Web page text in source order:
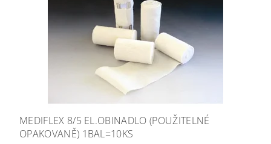
MEDIFLEX 8/5 EL.OBINADLO (POUŽITELNÉ
OPAKOVANĚ) 1BAL=10KS